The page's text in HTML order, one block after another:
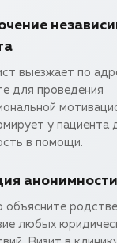
выезжает по
для проведения
у пациента
в помощи.
анонимности
объясните
любых